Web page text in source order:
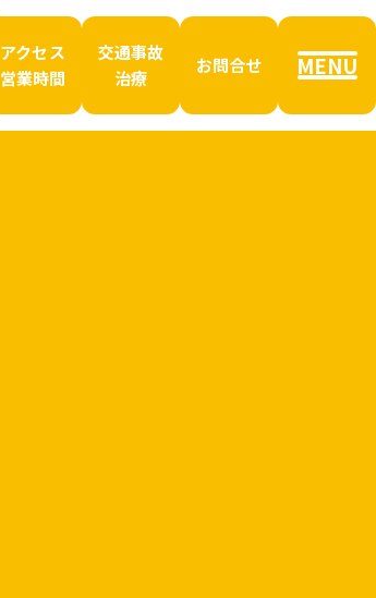
アクセス
営業時間
交通事故
治療
お問合せ MENU